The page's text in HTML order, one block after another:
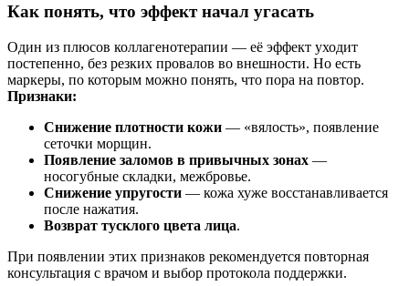
Как понять, что эффект начал угасать
Один из плюсов коллагенотерапии — её эффект уходит
постепенно, без резких провалов во внешности. Но есть
маркеры, по которым можно понять, что пора на повтор.
Признаки:
Снижение плотности кожи — «вялость», появление
сеточки морщин.
Появление заломов в привычных зонах —
носогубные складки, межбровье.
Снижение упругости — кожа хуже восстанавливается
после нажатия.
Возврат тусклого цвета лица.
При появлении этих признаков рекомендуется повторная
консультация с врачом и выбор протокола поддержки.